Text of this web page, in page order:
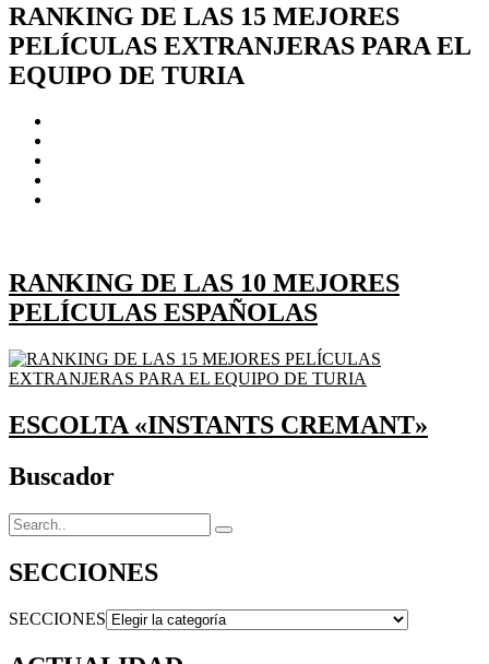
RANKING DE LAS 15 MEJORES
PELÍCULAS EXTRANJERAS PARA EL
EQUIPO DE TURIA
RANKING DE LAS 10 MEJORES
PELÍCULAS ESPAÑOLAS
ESCOLTA «INSTANTS CREMANT»
Buscador
SECCIONES
SECCIONES